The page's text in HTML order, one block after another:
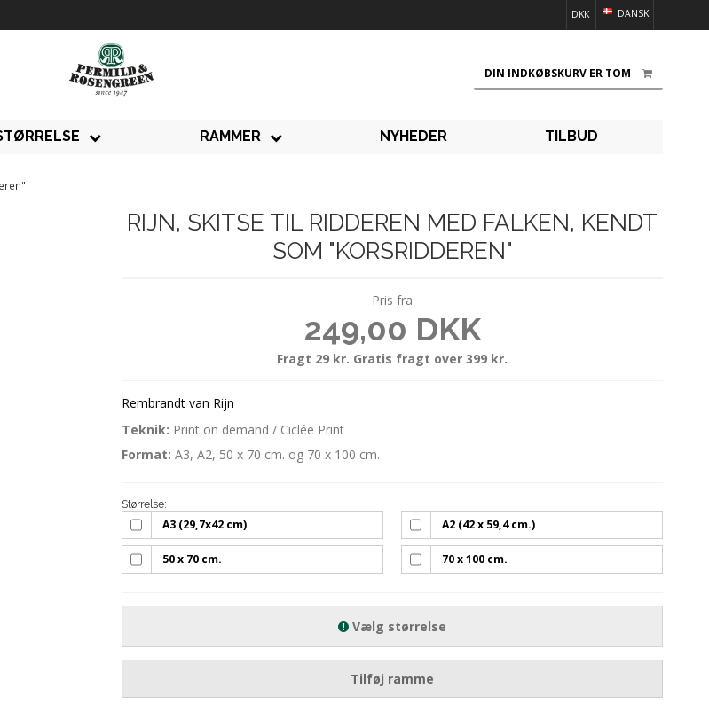
DANSK
DKK
DIN INDKØBSKURV ER TOM
RAMMER NYHEDER TILBUD
RIJN, SKITSE TIL RIDDEREN MED FALKEN, KENDT
SOM "KORSRIDDEREN"
Pris fra
249,00 DKK
Fragt 29 kr. Gratis fragt over 399 kr.
Rembrandt van Rijn
Teknik: Print on demand / Ciclée Print
Format: A3, A2, 50 x 70 cm. og 70 x 100 cm.
Størrelse:
A3 (29,7x42 cm) A2 (42 x 59,4 cm.)
50 x 70 cm. 70 x 100 cm.
Vælg størrelse
Tilføj ramme